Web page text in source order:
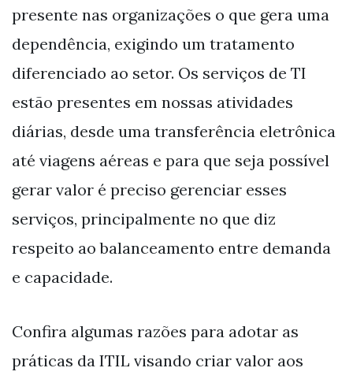
presente nas organizações o que gera uma
dependência, exigindo um tratamento
diferenciado ao setor. Os serviços de TI
estão presentes em nossas atividades
diárias, desde uma transferência eletrônica
até viagens aéreas e para que seja possível
gerar valor é preciso gerenciar esses
serviços, principalmente no que diz
respeito ao balanceamento entre demanda
e capacidade.
Confira algumas razões para adotar as
práticas da ITIL visando criar valor aos